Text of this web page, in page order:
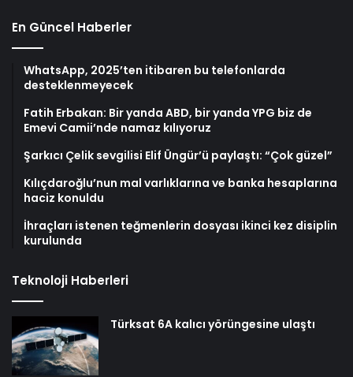
En Güncel Haberler
WhatsApp, 2025’ten itibaren bu telefonlarda
desteklenmeyecek
Fatih Erbakan: Bir yanda ABD, bir yanda YPG biz de
Emevi Camii’nde namaz kılıyoruz
Şarkıcı Çelik sevgilisi Elif Üngür’ü paylaştı: “Çok güzel”
Kılıçdaroğlu’nun mal varlıklarına ve banka hesaplarına
haciz konuldu
İhraçları istenen teğmenlerin dosyası ikinci kez disiplin
kurulunda
Teknoloji Haberleri
Türksat 6A kalıcı yörüngesine ulaştı